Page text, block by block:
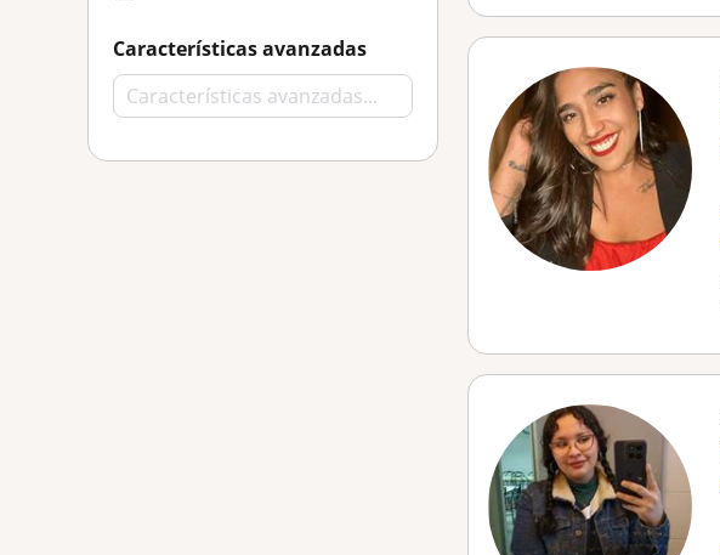
Características avanzadas